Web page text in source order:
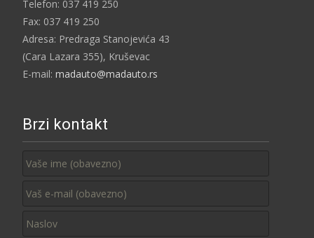
Telefon: 037 419 250
Fax: 037 419 250
Adresa: Predraga Stanojevića 43
(Cara Lazara 355), Kruševac
E-mail: madauto@madauto.rs
Brzi kontakt